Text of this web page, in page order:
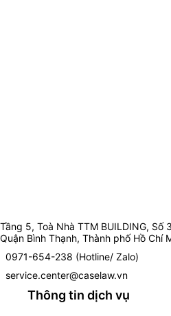
Tầng 5, Toà Nhà TTM BUILDING,
Quận Bình Thạnh, Thành phố Hồ Chí
0971-654-238 (Hotline/ Zalo)
service.center@caselaw.vn
Thông tin dịch vụ